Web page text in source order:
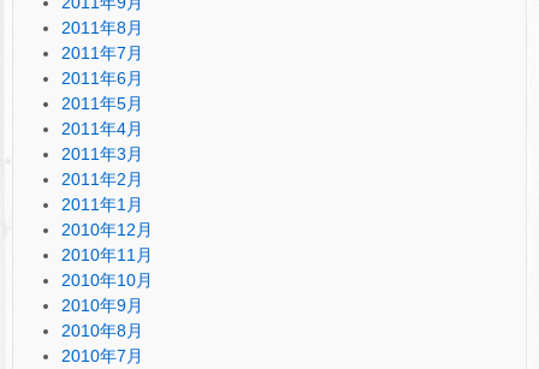
2011年8月
2011年7月
2011年6月
2011年5月
2011年4月
2011年3月
2011年2月
2011年1月
2010年12月
2010年11月
2010年10月
2010年9月
2010年8月
2010年7月